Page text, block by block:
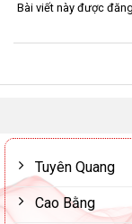
Bài viết này được
Tuyên Quang
Cao Bằng